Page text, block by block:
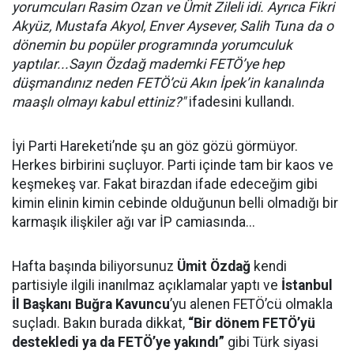
yorumcuları Rasim Ozan ve Ümit Zileli idi. Ayrıca Fikri
Akyüz, Mustafa Akyol, Enver Aysever, Salih Tuna da o
dönemin bu popüler programında yorumculuk
yaptılar...Sayın Özdağ mademki FETÖ’ye hep
düşmandınız neden FETÖ’cü Akın İpek’in kanalında
maaşlı olmayı kabul ettiniz?"ifadesini kullandı.
İyi Parti Hareketi’nde şu an göz gözü görmüyor.
Herkes birbirini suçluyor. Parti içinde tam bir kaos ve
keşmekeş var. Fakat birazdan ifade edeceğim gibi
kimin elinin kimin cebinde olduğunun belli olmadığı bir
karmaşık ilişkiler ağı var İP camiasında...
Hafta başında biliyorsunuz Ümit Özdağ kendi
partisiyle ilgili inanılmaz açıklamalar yaptı ve İstanbul
İl Başkanı Buğra Kavuncu’yu alenen FETÖ’cü olmakla
suçladı. Bakın burada dikkat, “Bir dönem FETÖ’yü
destekledi ya da FETÖ’ye yakındı” gibi Türk siyasi